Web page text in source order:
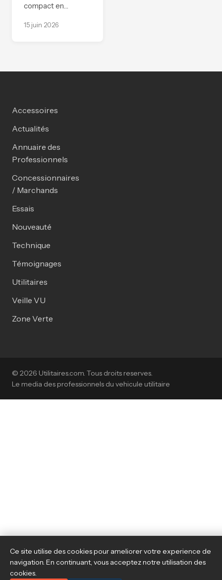
compact en…
15 juin 2026
Accessoires
Actualités
Annuaire des
Professionnels
Concessionnaires
/ Marchands
Essais
Nouveauté
Technique
Témoignages
Utilitaires
Veille VU
Zone Verte
© 2026 Utilitaires.com. Tous droits reserves.
Le media des professionnels du vehicule utilitaire
Ce site utilise des cookies pour ameliorer votre experience de
navigation. En continuant, vous acceptez notre utilisation des
cookies.